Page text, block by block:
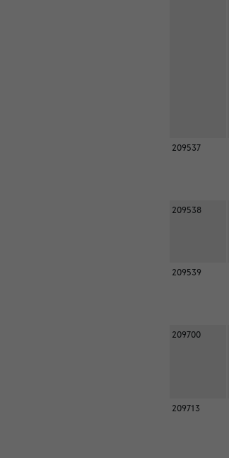
209537
209538
209539
209700
209713